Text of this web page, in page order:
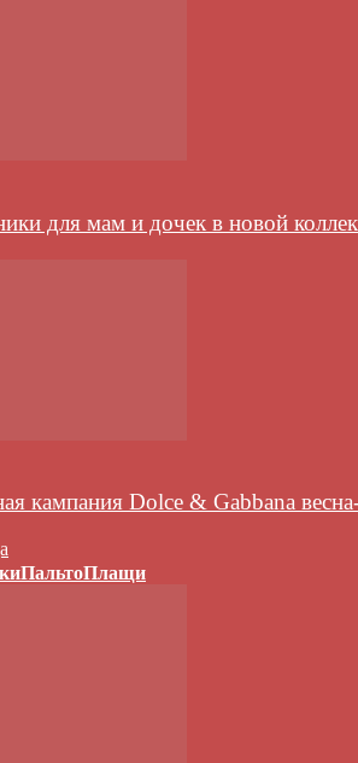
для мам и дочек в новой
кампания Dolce & Gabbana
ПальтоПлащи